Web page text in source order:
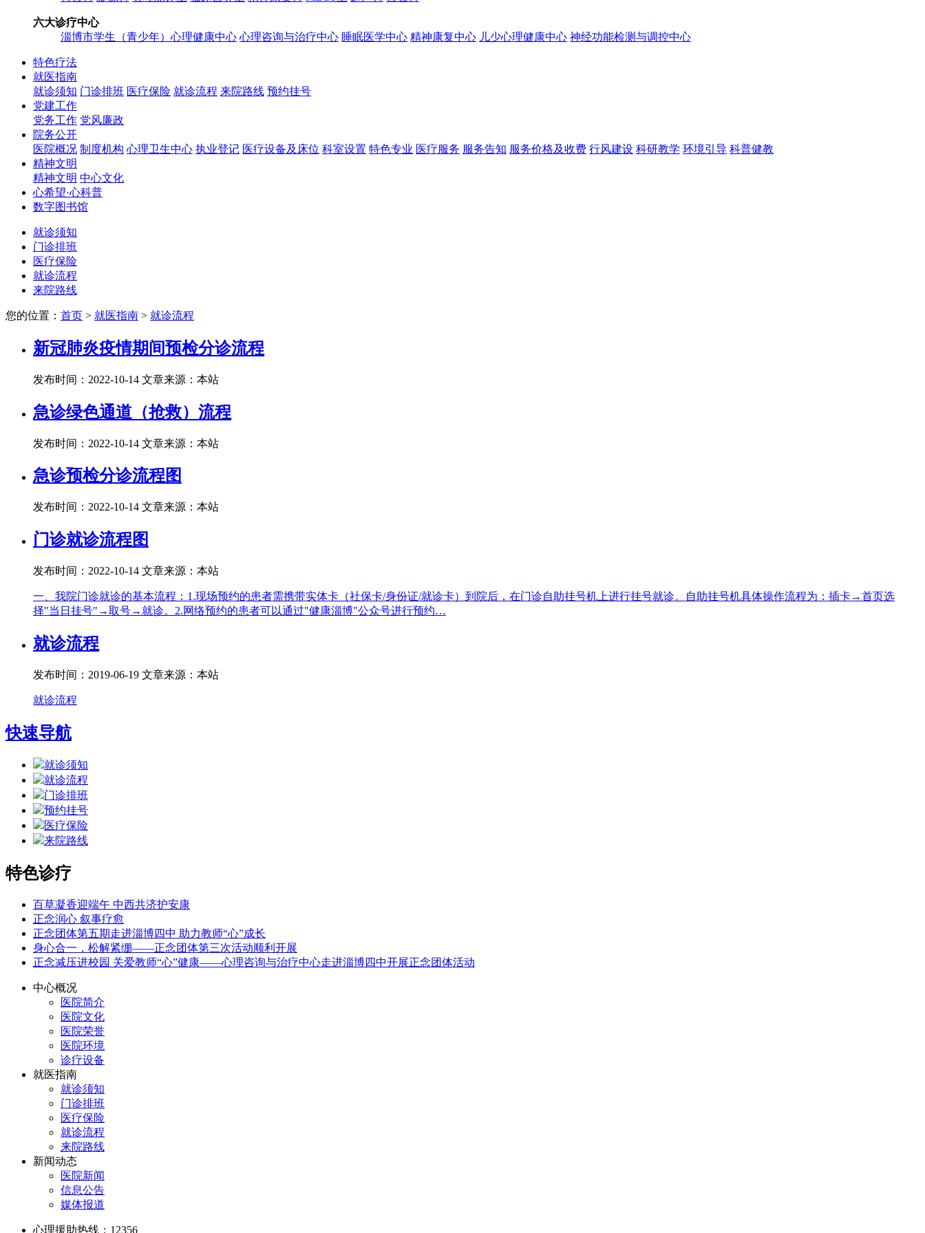
六大诊疗中心
淄博市学生（青少年）心理健康中心 心理咨询与治疗中心 睡眠医学中心 精神康复中心 儿少心理健康中心 神经功能检测与调控中心
特色疗法
就医指南
就诊须知 门诊排班 医疗保险 就诊流程 来院路线 预约挂号
党建工作
党务工作 党风廉政
院务公开
医院概况 制度机构 心理卫生中心 执业登记 医疗设备及床位 科室设置 特色专业 医疗服务 服务告知 服务价格及收费 行风建设 科研教学 环境引导 科普健教
精神文明
精神文明 中心文化
心希望·心科普
数字图书馆
就诊须知
门诊排班
医疗保险
就诊流程
来院路线
您的位置： 首页 > 就医指南 > 就诊流程
新冠肺炎疫情期间预检分诊流程
发布时间：2022-10-14 文章来源：本站
急诊绿色通道（抢救）流程
发布时间：2022-10-14 文章来源：本站
急诊预检分诊流程图
发布时间：2022-10-14 文章来源：本站
门诊就诊流程图
发布时间：2022-10-14 文章来源：本站
一、我院门诊就诊的基本流程：1.现场预约的患者需携带实体卡（社保卡/身份证/就诊卡）到院后，在门诊自助挂号机上进行挂号就诊。自助挂号机具体操作流程为：插卡→首页选
择"当日挂号"→取号→就诊。2.网络预约的患者可以通过"健康淄博"公众号进行预约…
就诊流程
发布时间：2019-06-19 文章来源：本站
就诊流程
快速导航
就诊须知
就诊流程
门诊排班
预约挂号
医疗保险
来院路线
特色诊疗
百草凝香迎端午 中西共济护安康
正念润心 叙事疗愈
正念团体第五期走进淄博四中 助力教师“心”成长
身心合一，松解紧绷——正念团体第三次活动顺利开展
正念减压进校园 关爱教师“心”健康——心理咨询与治疗中心走进淄博四中开展正念团体活动
中心概况
医院简介
医院文化
医院荣誉
医院环境
诊疗设备
就医指南
就诊须知
门诊排班
医疗保险
就诊流程
来院路线
新闻动态
医院新闻
信息公告
媒体报道
心理援助热线：12356